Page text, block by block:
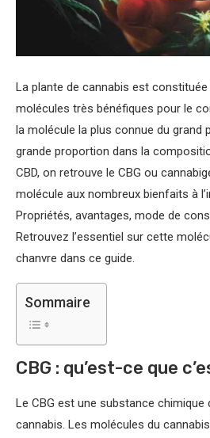
La plante de cannabis est
molécules très bénéfiques pour le
la molécule la plus connue du grand
grande proportion dans la
CBD, on retrouve le CBG ou
molécule aux nombreux bienfaits à
Propriétés, avantages, mode de
Retrouvez l’essentiel sur cette
chanvre dans ce guide.
Sommaire
CBG : qu’est-ce que
Le CBG est une substance chimique
cannabis. Les molécules du